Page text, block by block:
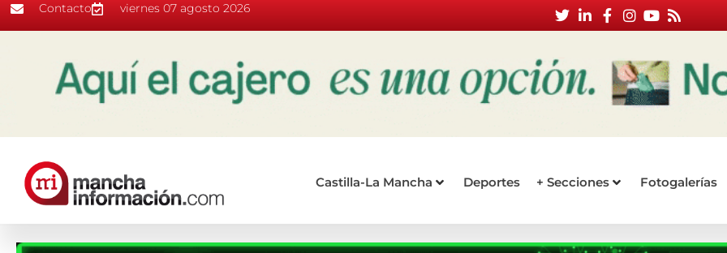
Contacto viernes 07 agosto 2026
Castilla-La Mancha Deportes + Secciones Fotogalerías